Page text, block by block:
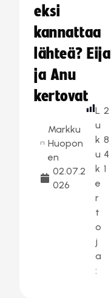
eksi
kannattaa
lähteä? Eija
ja Anu
kertovat
Markku
Huopon
en
02.07.2
026
L
u
k
u
k
e
r
t
o
j
a
:
2
8
4
1